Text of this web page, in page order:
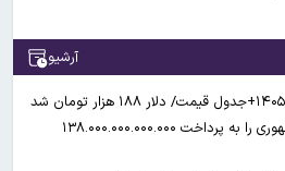
آرشیو
وزارت نفت، نهاد ریاست جمهوری را به پرداخت ۱۳۸.۰۰۰.۰۰۰.۰۰۰.۰۰۰